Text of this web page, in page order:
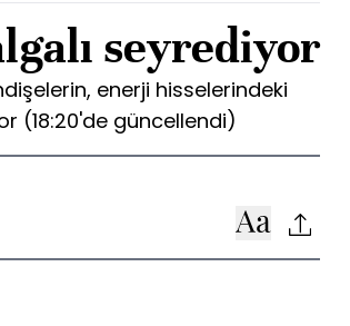
seyrediyor
enerji hisselerindeki
(18:20'de güncellendi)